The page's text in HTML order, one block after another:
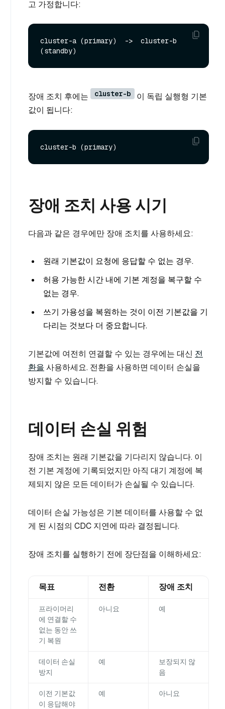
고 가정합니다:
cluster-a (primary)  ->  cluster-b
장애 조치 후에는 cluster-b
이 독립 실행형 기본
값이 됩니다:
장애 조치 사용 시기
다음과 같은 경우에만 장애 조치를 사용하세요:
원래 기본값이 요청에 응답할 수 없는 경우.
허용 가능한 시간 내에 기본 계정을 복구할 수
없는 경우.
쓰기 가용성을 복원하는 것이 이전 기본값을 기
다리는 것보다 더 중요합니다.
기본값에 여전히 연결할 수 있는 경우에는 대신 전
환을 사용하세요. 전환을 사용하면 데이터 손실을
방지할 수 있습니다.
데이터 손실 위험
장애 조치는 원래 기본값을 기다리지 않습니다. 이
전 기본 계정에 기록되었지만 아직 대기 계정에 복
제되지 않은 모든 데이터가 손실될 수 있습니다.
데이터 손실 가능성은 기본 데이터를 사용할 수 없
게 된 시점의 CDC 지연에 따라 결정됩니다.
장애 조치를 실행하기 전에 장단점을 이해하세요:
목표 전환 장애 조치
프라이머리
에 연결할 수
없는 동안 쓰
기 복원
아니요 예
데이터 손실
방지
예
보장되지 않
음
이전 기본값
이 응답해야
예 아니요